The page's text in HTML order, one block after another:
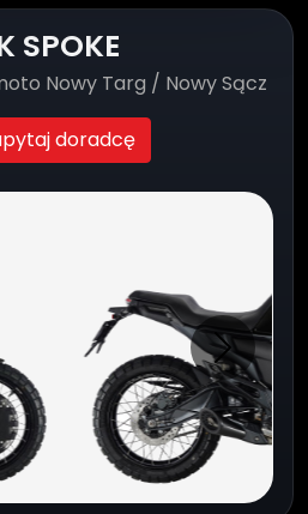
SPOKE
Nowy Targ / Nowy Sącz
doradcę